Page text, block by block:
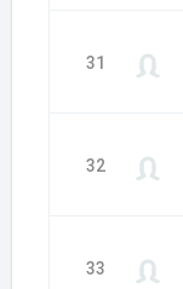
31
32
33